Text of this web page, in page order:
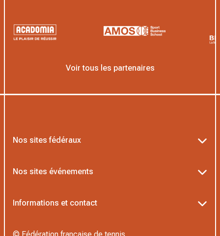
Voir tous les partenaires
Nos sites fédéraux
Nos sites événements
Informations et contact